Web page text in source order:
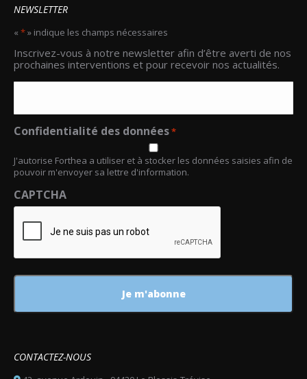
NEWSLETTER
« *» indique les champs nécessaires
*
Inscrivez-vous à notre newsletter afin d’être averti de nos
prochaines interventions et pour recevoir nos actualités.
Confidentialité des données*
J'autorise Forthea a utiliser et à stocker les données saisies afin de
pouvoir m'envoyer sa lettre d'information.
CAPTCHA
CONTACTEZ-NOUS